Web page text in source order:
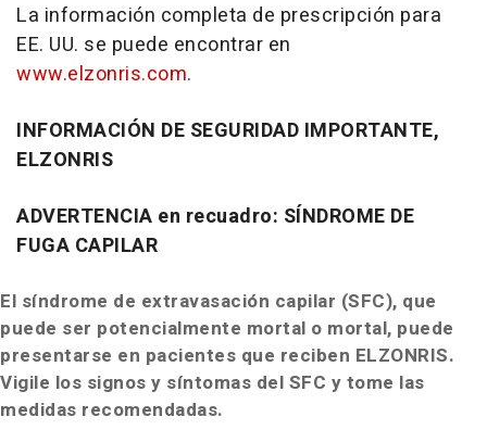
La información completa de prescripción para
EE. UU. se puede encontrar en
www.elzonris.com.
INFORMACIÓN DE SEGURIDAD IMPORTANTE,
ELZONRIS
ADVERTENCIA en recuadro: SÍNDROME DE
FUGA CAPILAR
El síndrome de extravasación capilar (SFC), que
puede ser potencialmente mortal o mortal, puede
presentarse en pacientes que reciben ELZONRIS.
Vigile los signos y síntomas del SFC y tome las
medidas recomendadas.